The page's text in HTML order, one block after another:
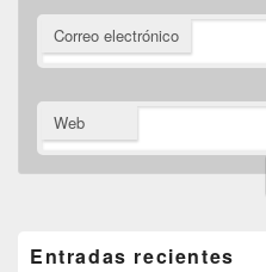
Correo electrónico
Web
widget
Entradas recientes